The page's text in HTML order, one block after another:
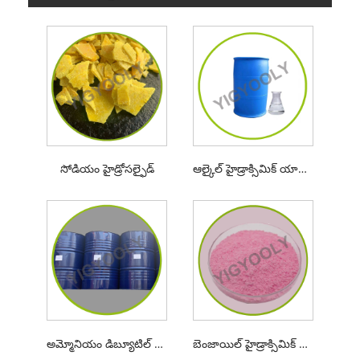
సోడియం హైడ్రోసల్ఫైడ్ ఆల్కైల్ హైడ్రాక్సిమిక్ యాసిడ్
అమ్మోనియం డిబ్యూటిల్ డిథియోఫాస్ఫేట్ బెంజాయిల్ హైడ్రాక్సిమిక్ యాసిడ్